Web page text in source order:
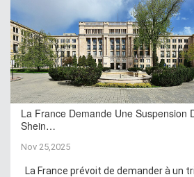
La France Demande Une Suspension
Shein…
Nov 25,2025
La France prévoit de demander à un